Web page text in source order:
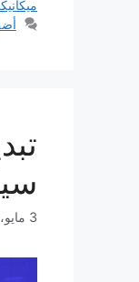
3 مايو، 2020